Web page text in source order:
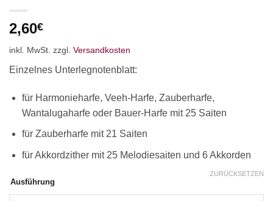
2,60€
inkl. MwSt. zzgl. Versandkosten
Einzelnes Unterlegnotenblatt:
für Harmonieharfe, Veeh-Harfe, Zauberharfe,
Wantalugaharfe oder Bauer-Harfe mit 25 Saiten
für Zauberharfe mit 21 Saiten
für Akkordzither mit 25 Melodiesaiten und 6 Akkorden
Ausführung
ZURÜCKSETZEN